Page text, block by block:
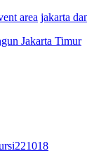
area jakarta